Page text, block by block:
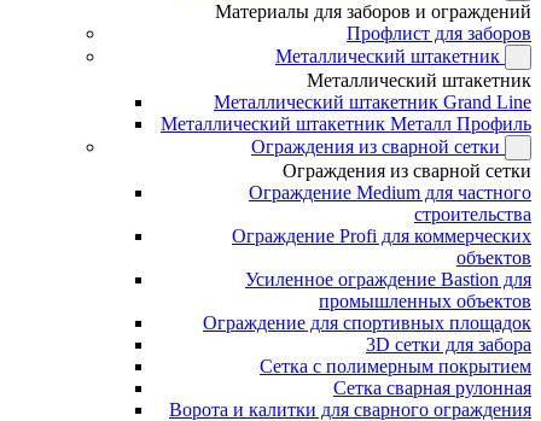
Материалы для заборов и ограждений
Профлист для заборов
Металлический штакетник
Металлический штакетник
Металлический штакетник Grand Line
Металлический штакетник Металл Профиль
Ограждения из сварной сетки
Ограждения из сварной сетки
Ограждение Medium для частного
строительства
Ограждение Profi для коммерческих
объектов
Усиленное ограждение Bastion для
промышленных объектов
Ограждение для спортивных площадок
3D сетки для забора
Сетка с полимерным покрытием
Сетка сварная рулонная
Ворота и калитки для сварного ограждения